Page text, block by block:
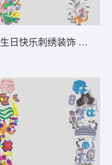
生日快乐刺绣装饰 鞋垫